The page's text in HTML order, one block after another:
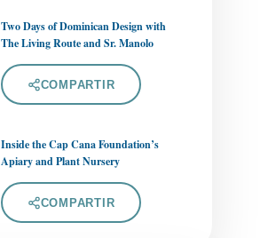
Two Days of Dominican Design with
The Living Route and Sr. Manolo
COMPARTIR
Inside the Cap Cana Foundation’s
Apiary and Plant Nursery
COMPARTIR